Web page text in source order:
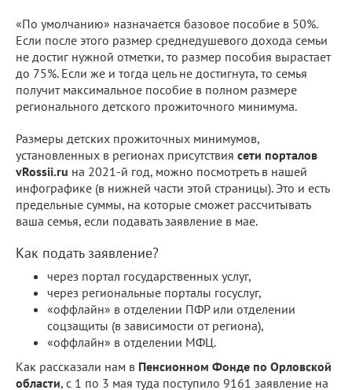
«По умолчанию» назначается базовое пособие в 50%.
Если после этого размер среднедушевого дохода семьи
не достиг нужной отметки, то размер пособия вырастает
до 75%. Если же и тогда цель не достигнута, то семья
получит максимальное пособие в полном размере
регионального детского прожиточного минимума.
Размеры детских прожиточных минимумов,
установленных в регионах присутствия сети порталов
vRossii.ru на 2021-й год, можно посмотреть в нашей
инфографике (в нижней части этой страницы). Это и есть
предельные суммы, на которые сможет рассчитывать
ваша семья, если подавать заявление в мае.
Как подать заявление?
через портал государственных услуг,
через региональные порталы госуслуг,
«оффлайн» в отделении ПФР или отделении
соцзащиты (в зависимости от региона),
«оффлайн» в отделении МФЦ.
Как рассказали нам в Пенсионном Фонде по Орловской
области, с 1 по 3 мая туда поступило 9161 заявление на